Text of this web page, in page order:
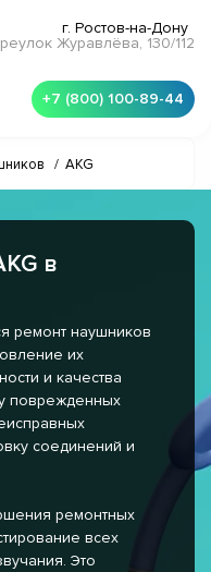
г. Ростов-на-Дону
Журавлёва, 130/112
+7 (800) 100-89-44
/ AKG
в
ремонт наушников
их
и качества
поврежденных
соединений и
ремонтных
всех
Это